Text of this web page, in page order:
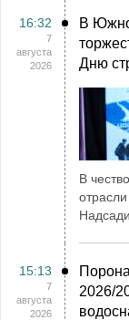
16:32
7
августа
2026
В
Дню
В
15:13
7
августа
2026
2026/